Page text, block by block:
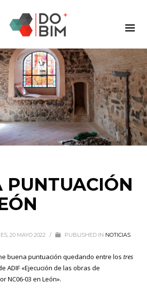
PUNTUACIÓN
20 MAYO 2022 / PUBLISHED IN NOTICIAS
buena puntuación quedando entre los tres
ADIF «Ejecución de las obras de
NC06-03 en León».